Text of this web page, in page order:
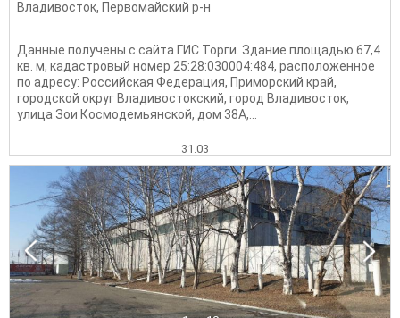
Владивосток, Первомайский р-н
Данные получены с сайта ГИС Торги. Здание площадью 67,4
кв. м, кадастровый номер 25:28:030004:484, расположенное
по адресу: Российская Федерация, Приморский край,
городской округ Владивостокский, город Владивосток,
улица Зои Космодемьянской, дом 38А,...
31.03